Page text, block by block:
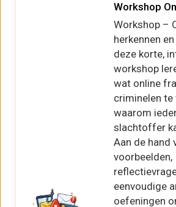
Workshop
Workshop –
herkennen
deze korte,
workshop
wat online
criminelen te
waarom
slachtoffer
Aan de hand
voorbeelden,
eenvoudige
oefeningen